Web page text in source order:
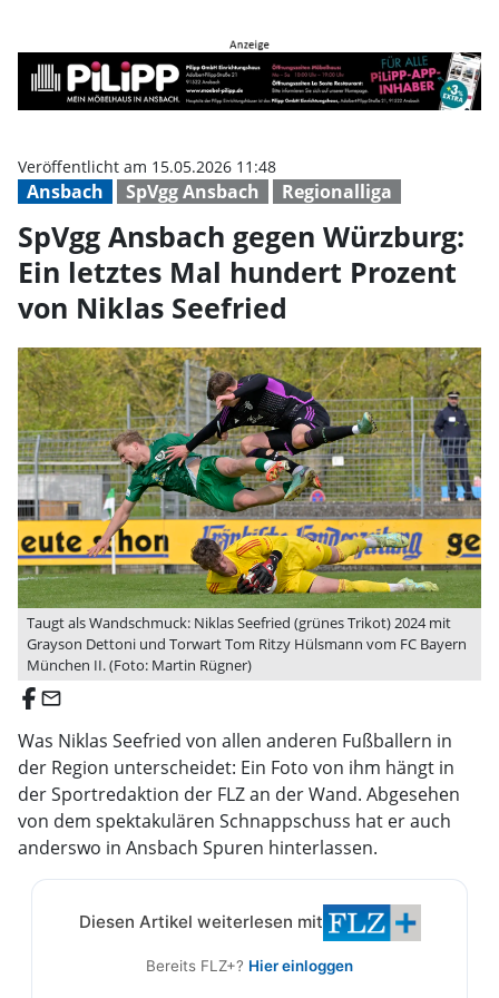
Ansbach SpVgg Ansbach Regionalliga
Veröffentlicht am 15.05.2026 11:48
SpVgg Ansbach gegen Würzburg:
Ein letztes Mal hundert Prozent
von Niklas Seefried
Taugt als Wandschmuck: Niklas Seefried (grünes Trikot) 2024 mit
Grayson Dettoni und Torwart Tom Ritzy Hülsmann vom FC Bayern
München II. (Foto: Martin Rügner)
email
Was Niklas Seefried von allen anderen Fußballern in
der Region unterscheidet: Ein Foto von ihm hängt in
der Sportredaktion der FLZ an der Wand. Abgesehen
von dem spektakulären Schnappschuss hat er auch
anderswo in Ansbach Spuren hinterlassen.
Diesen Artikel weiterlesen mit
Bereits FLZ+? Hier einloggen